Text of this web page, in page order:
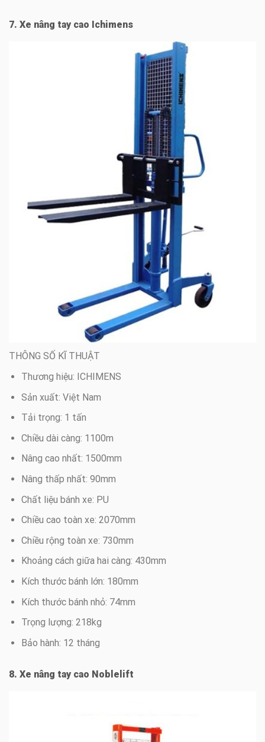
7. Xe nâng tay cao Ichimens
THÔNG SỐ KĨ THUẬT
Thương hiệu: ICHIMENS
Sản xuất: Việt Nam
Tải trọng: 1 tấn
Chiều dài càng: 1100m
Nâng cao nhất: 1500mm
Nâng thấp nhất: 90mm
Chất liệu bánh xe: PU
Chiều cao toàn xe: 2070mm
Chiều rộng toàn xe: 730mm
Khoảng cách giữa hai càng: 430mm
Kích thước bánh lớn: 180mm
Kích thước bánh nhỏ: 74mm
Trọng lượng: 218kg
Bảo hành: 12 tháng
8. Xe nâng tay cao Noblelift